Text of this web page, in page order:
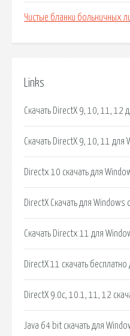
Чистые бланки больничных
Links
Скачать DirectX 9, 10, 11, 12
Скачать DirectX 9, 10, 11 для
Directx 10 скачать для
DirectX Скачать для Windows
Скачать Directx 11 для
DirectX 11 скачать
DirectX 9.0c, 10.1, 11, 12
Java 64 bit скачать для